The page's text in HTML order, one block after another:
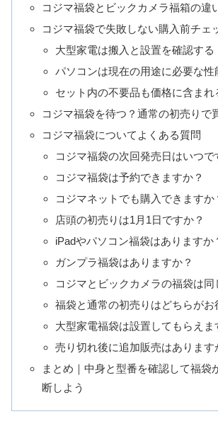
コジマ福袋とビックカメラ福箱の違
コジマ福袋で失敗しない購入前チェ
大型家電は搬入と設置を確認する
パソコンは現在の用途に必要な性
セット内の不要品も価格に含まれ
コジマ福袋を待つ？通常の初売りで
コジマ福袋についてよくある質問
コジマ福袋の次回発売日はいつで
コジマ福袋は予約できますか？
コジマネットでも購入できますか
店頭の初売りは1月1日ですか？
iPadやパソコン福袋はありますか
ガンプラ福袋はありますか？
コジマとビックカメラの福袋は同
福袋と通常の初売りはどちらがお
大型家電福袋は設置してもらえま
売り切れ後に追加販売はあります
まとめ｜中身と型番を確認して福袋
断しよう